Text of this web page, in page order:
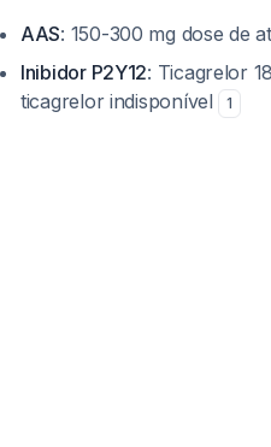
AAS: 150-300 mg dose de
Inibidor P2Y12: Ticagrelor
ticagrelor indisponível
1